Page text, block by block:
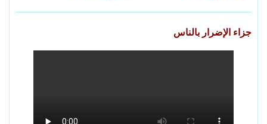
جزاء الإضرار بالناس